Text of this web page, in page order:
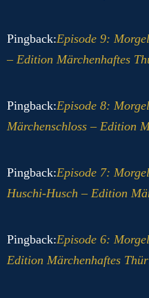
Pingback:Episode 9:
– Edition Märchenhaftes
Pingback:Episode 8:
Märchenschloss – Edition
Pingback:Episode 7:
Huschi-Husch – Edition
Pingback:Episode 6:
Edition Märchenhaftes